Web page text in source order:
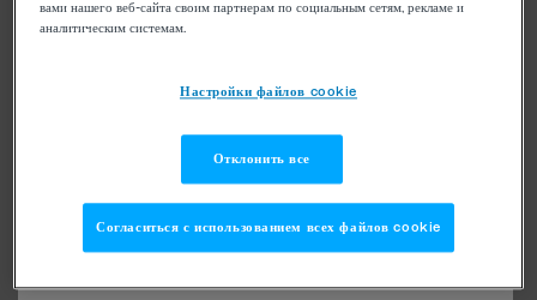
вами нашего веб-сайта своим партнерам по социальным сетям, рекламе и
аналитическим системам.
Настройки файлов cookie
Отклонить все
Согласиться с использованием всех файлов cookie